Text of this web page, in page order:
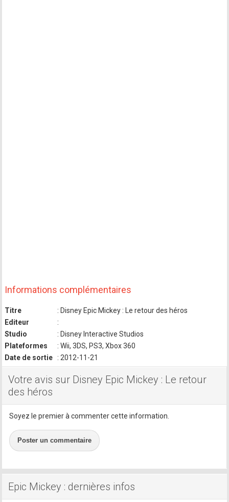
Informations complémentaires
Titre
: Disney Epic Mickey : Le retour des héros
Editeur
:
Studio
: Disney Interactive Studios
Plateformes
: Wii, 3DS, PS3, Xbox 360
Date de sortie
: 2012-11-21
Votre avis sur Disney Epic Mickey : Le retour
des héros
Soyez le premier à commenter cette information.
Poster un commentaire
Epic Mickey : dernières infos